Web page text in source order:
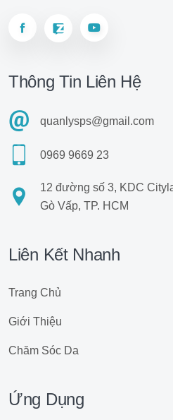
Thông Tin Liên Hệ
quanlysps@gmail.com
0969 9669 23
12 đường số 3, KDC
Gò Vấp, TP. HCM
Liên Kết Nhanh
Trang Chủ
Giới Thiệu
Chăm Sóc Da
Ứng Dụng